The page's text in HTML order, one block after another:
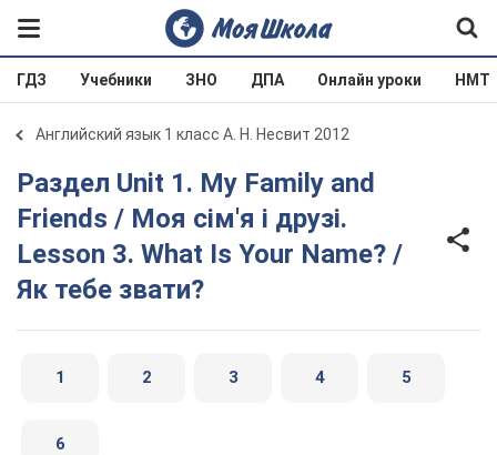
ГДЗ Учебники ЗНО ДПА Онлайн уроки НМТ
Английский язык 1 класс А. Н. Несвит 2012
Раздел Unit 1. My Family and
Friends / Моя сім'я і друзі.
Lesson 3. What Is Your Name? /
Як тебе звати?
1 2 3 4 5
6